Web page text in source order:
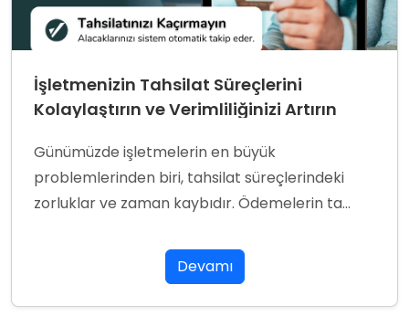
İşletmenizin Tahsilat Süreçlerini
Kolaylaştırın ve Verimliliğinizi Artırın
Günümüzde işletmelerin en büyük
problemlerinden biri, tahsilat süreçlerindeki
zorluklar ve zaman kaybıdır. Ödemelerin ta...
Devamı